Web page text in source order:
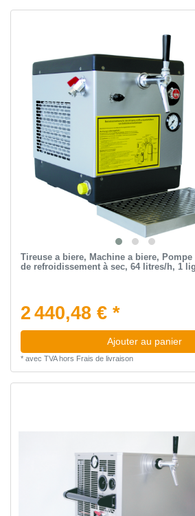
Tireuse a biere, Machine a biere,
de refroidissement à sec, 64 litres/h, 1
2 440,48 € *
Ajouter au panier
* avec TVAhors Frais de livraison